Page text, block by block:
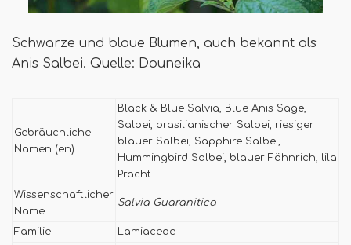
Schwarze und blaue Blumen, auch bekannt als
Anis Salbei. Quelle: Douneika
Gebräuchliche
Namen (en)
Black & Blue Salvia, Blue Anis Sage,
Salbei, brasilianischer Salbei, riesiger
blauer Salbei, Sapphire Salbei,
Hummingbird Salbei, blauer Fähnrich, lila
Pracht
Wissenschaftlicher
Name
Salvia Guaranitica
Familie
Lamiaceae